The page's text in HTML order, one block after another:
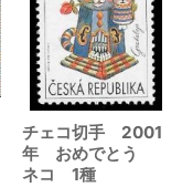
チェコ切手 2001
年 おめでとう
ネコ 1種